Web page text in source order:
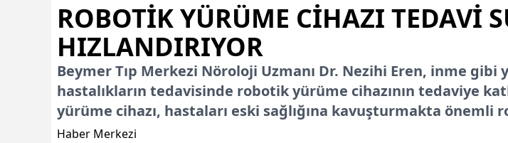
ROBOTİK YÜRÜME CİHAZI TEDAVİ
HIZLANDIRIYOR
Beymer Tıp Merkezi Nöroloji Uzmanı Dr. Nezihi Eren, inme gibi
hastalıkların tedavisinde robotik yürüme cihazının tedaviye
yürüme cihazı, hastaları eski sağlığına kavuşturmakta önemli
Haber Merkezi